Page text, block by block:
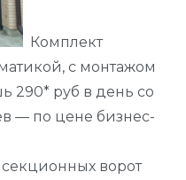
Комплект
с монтажом
290* руб в день со
— по цене бизнес-
ворот